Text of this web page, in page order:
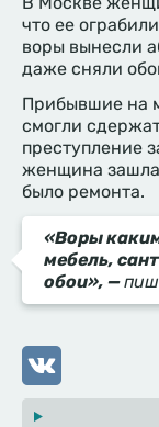
что ее
воры вынесли
даже сняли
Прибывшие на
смогли
преступление
женщина
было ремонта.
«Воры
мебель,
обои», —
VK